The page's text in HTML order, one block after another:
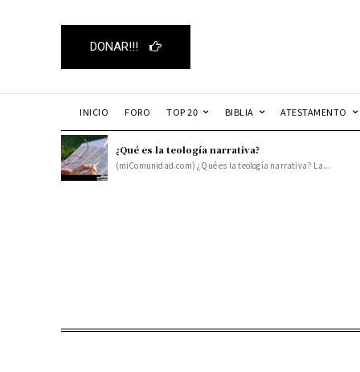
DONAR!!!
INICIO FORO TOP 20 BIBLIA ATESTAMENTO
¿Qué es la teología narrativa?
(miComunidad.com) ¿Qué es la teología narrativa? La...